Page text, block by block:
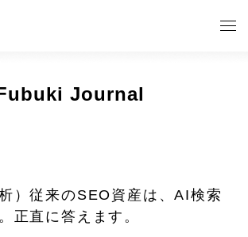
Journal
）従来のSEO資産は、AI検索
正直に答えます。